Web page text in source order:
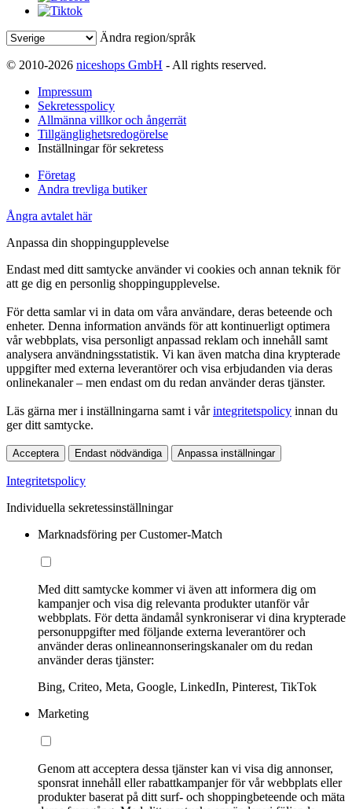
Ändra region/språk
© 2010-2026 niceshops GmbH - All rights reserved.
Impressum
Sekretesspolicy
Allmänna villkor och ångerrät
Tillgänglighetsredogörelse
Inställningar för sekretess
Företag
Andra trevliga butiker
Ångra avtalet här
Anpassa din shoppingupplevelse
Endast med ditt samtycke använder vi cookies och annan teknik för
att ge dig en personlig shoppingupplevelse.
För detta samlar vi in data om våra användare, deras beteende och
enheter. Denna information används för att kontinuerligt optimera
vår webbplats, visa personligt anpassad reklam och innehåll samt
analysera användningsstatistik. Vi kan även matcha dina krypterade
uppgifter med externa leverantörer och visa erbjudanden via deras
onlinekanaler – men endast om du redan använder deras tjänster.
Läs gärna mer i inställningarna samt i vårintegritetspolicy innan du
ger ditt samtycke.
Acceptera Endast nödvändiga Anpassa inställningar
Integritetspolicy
Individuella sekretessinställningar
Marknadsföring per Customer-Match
Med ditt samtycke kommer vi även att informera dig om
kampanjer och visa dig relevanta produkter utanför vår
webbplats. För detta ändamål synkroniserar vi dina krypterade
personuppgifter med följande externa leverantörer och
använder deras onlineannonseringskanaler om du redan
använder deras tjänster:
Bing, Criteo, Meta, Google, LinkedIn, Pinterest, TikTok
Marketing
Genom att acceptera dessa tjänster kan vi visa dig annonser,
sponsrat innehåll eller rabattkampanjer för vår webbplats eller
produkter baserat på ditt surf- och shoppingbeteende och mäta